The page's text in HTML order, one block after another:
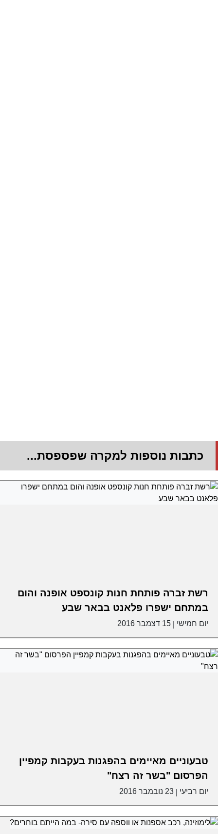
כתבות נוספות למקרה שפספסת...
רשת זברה פותחת חנות קונספט אופנה והום
במתחם ישפרו פלאנט בבאר שבע
יום חמישי 15 דצמבר 2016
טבעוניים מאיימים בהפגנות בעקבות קמפיין
הפרסום "בשר זה רצח"
יום רביעי 23 נובמבר 2016